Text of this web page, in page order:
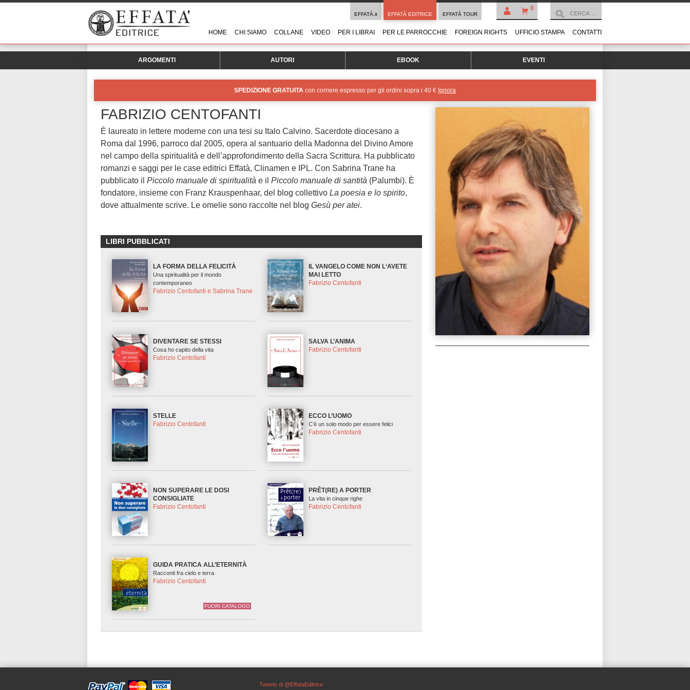
0
EFFATÀ.it EFFATÀ EDITRICE EFFATÀ TOUR
HOME CHI SIAMO COLLANE VIDEO PER I LIBRAI PER LE PARROCCHIE FOREIGN RIGHTS UFFICIO STAMPA CONTATTI
ARGOMENTI AUTORI EBOOK EVENTI
SPEDIZIONE GRATUITA con corriere espresso per gli ordini sopra i 40 € Ignora
FABRIZIO CENTOFANTI
È laureato in lettere moderne con una tesi su Italo Calvino. Sacerdote diocesano a
Roma dal 1996, parroco dal 2005, opera al santuario della Madonna del Divino Amore
nel campo della spiritualità e dell’approfondimento della Sacra Scrittura. Ha pubblicato
romanzi e saggi per le case editrici Effatà, Clinamen e IPL. Con Sabrina Trane ha
pubblicato il Piccolo manuale di spiritualità e il Piccolo manuale di santità (Palumbi). È
fondatore, insieme con Franz Krauspenhaar, del blog collettivo La poesia e lo spirito,
dove attualmente scrive. Le omelie sono raccolte nel blog Gesù per atei.
LIBRI PUBBLICATI
LA FORMA DELLA FELICITÀ
Una spiritualità per il mondo
contemporaneo
Fabrizio Centofanti e Sabrina Trane
IL VANGELO COME NON L‘AVETE
MAI LETTO
Fabrizio Centofanti
DIVENTARE SE STESSI
Cosa ho capito della vita
Fabrizio Centofanti
SALVA L’ANIMA
Fabrizio Centofanti
STELLE
Fabrizio Centofanti
ECCO L’UOMO
C’è un solo modo per essere felici
Fabrizio Centofanti
NON SUPERARE LE DOSI
CONSIGLIATE
Fabrizio Centofanti
PRÊT(RE) A PORTER
La vita in cinque righe
Fabrizio Centofanti
GUIDA PRATICA ALL’ETERNITÀ
Racconti fra cielo e terra
Fabrizio Centofanti
FUORI CATALOGO
Tweets di @EffataEditrice